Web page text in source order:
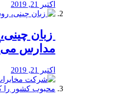
اکتبر 21, 2019
زبان
مدارس
اکتبر 21, 2019